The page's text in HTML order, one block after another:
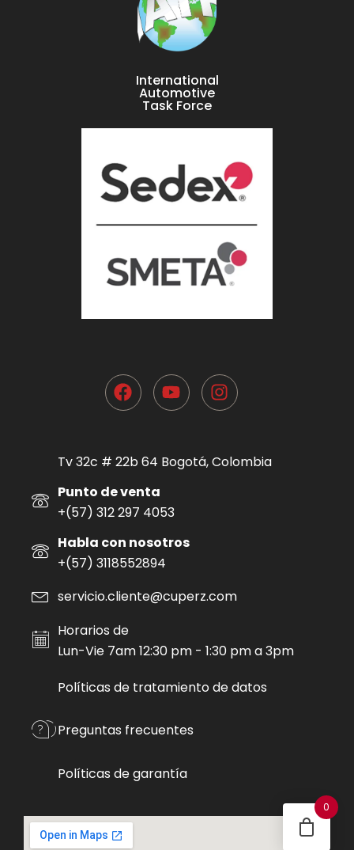
International
Automotive
Task Force
Tv 32c # 22b 64 Bogotá, Colombia
Punto de venta
+(57) 312 297 4053
Habla con nosotros
+(57) 3118552894
servicio.cliente@cuperz.com
Horarios de
Lun-Vie 7am 12:30 pm - 1:30 pm a 3pm
Políticas de tratamiento de datos
Preguntas frecuentes
Políticas de garantía
0